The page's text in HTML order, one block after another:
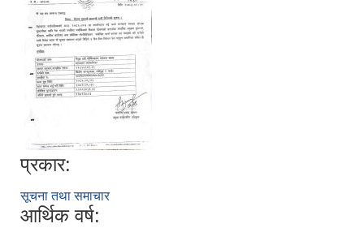
प्रकार:
सूचना तथा समाचार
आर्थिक वर्ष: